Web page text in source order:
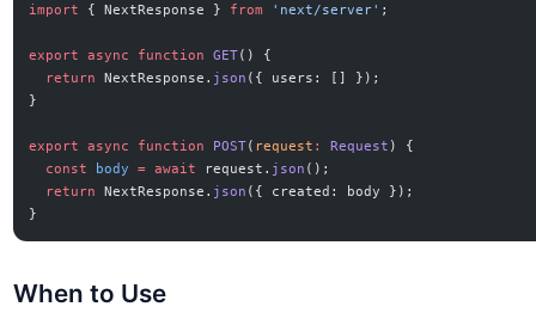
import
{ NextResponse } from 'next/server' ;
export async function GET() {
  return
NextResponse. json ({ users: [] });
}
export async function POST( request : Request ) {
  const
body = await request. json ();
  return
NextResponse. json ({ created: body });
}
When to Use